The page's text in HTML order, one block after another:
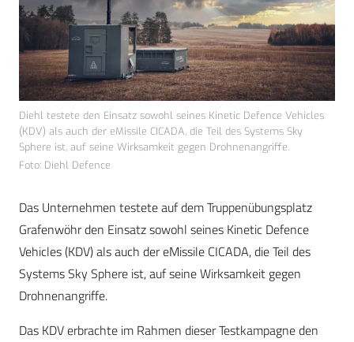
Diehl testete den Einsatz sowohl seines Kinetic Defence Vehicles
(KDV) als auch der eMissile CICADA, die Teil des Systems Sky
Sphere ist, auf seine Wirksamkeit gegen Drohnenangriffe.
Foto: Diehl Defence
Das Unternehmen testete auf dem Truppenübungsplatz
Grafenwöhr den Einsatz sowohl seines Kinetic Defence
Vehicles (KDV) als auch der eMissile CICADA, die Teil des
Systems Sky Sphere ist, auf seine Wirksamkeit gegen
Drohnenangriffe.
Das KDV erbrachte im Rahmen dieser Testkampagne den